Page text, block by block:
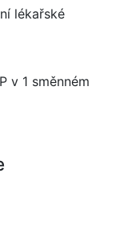
lékařské
v 1 směnném